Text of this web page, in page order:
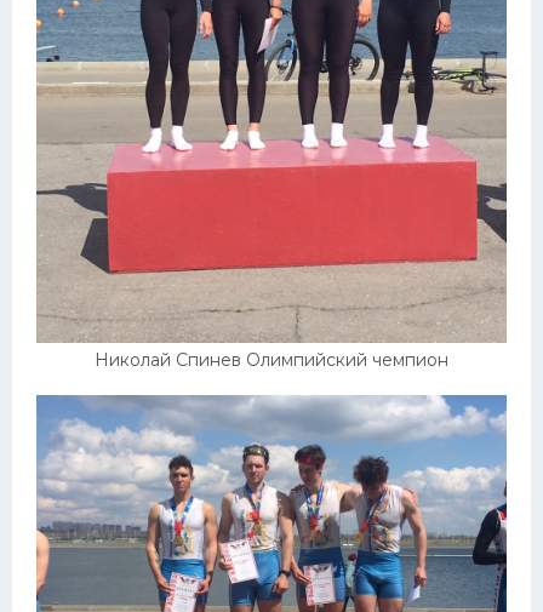
Николай Спинев Олимпийский чемпион